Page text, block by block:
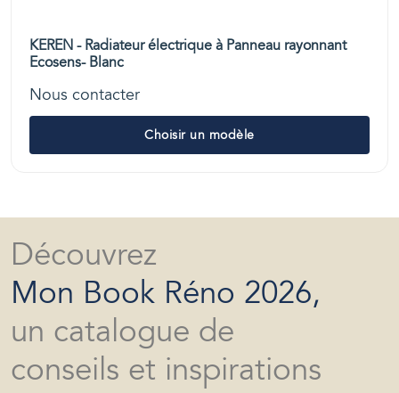
KEREN - Radiateur électrique à Panneau rayonnant
Ecosens- Blanc
Nous contacter
Choisir un modèle
Découvrez
Mon Book Réno 2026,
un catalogue de
conseils et inspirations